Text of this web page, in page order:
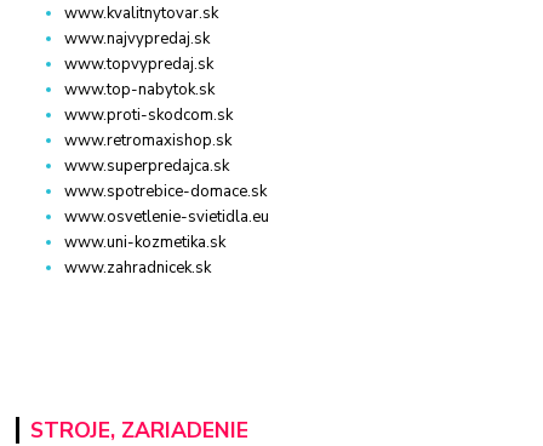
www.kvalitnytovar.sk
www.najvypredaj.sk
www.topvypredaj.sk
www.top-nabytok.sk
www.proti-skodcom.sk
www.retromaxishop.sk
www.superpredajca.sk
www.spotrebice-domace.sk
www.osvetlenie-svietidla.eu
www.uni-kozmetika.sk
www.zahradnicek.sk
STROJE, ZARIADENIE